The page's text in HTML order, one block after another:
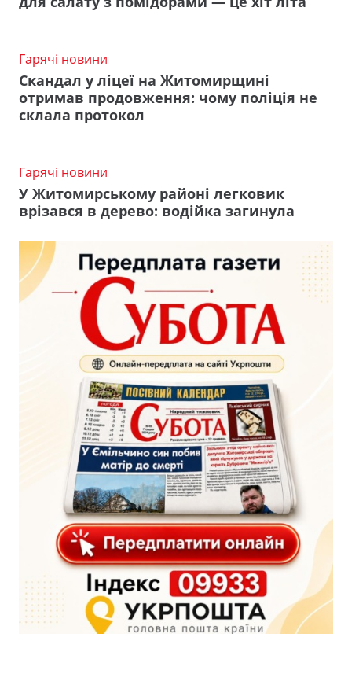
Гарячі новини
Скандал у ліцеї на Житомирщині
отримав продовження: чому поліція не
склала протокол
Гарячі новини
У Житомирському районі легковик
врізався в дерево: водійка загинула